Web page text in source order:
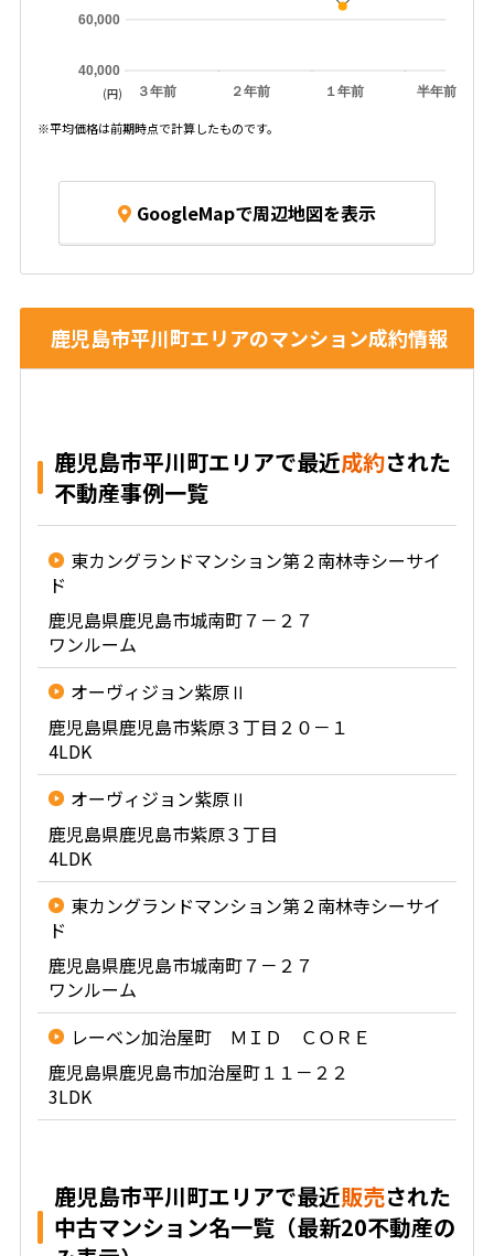
３年前 ２年前 １年前 半年前
40,000
60,000
(円)
※平均価格は前期時点で計算したものです。
GoogleMapで周辺地図を表示
鹿児島市平川町エリアのマンション成約情報
鹿児島市平川町エリアで最近成約された
不動産事例一覧
東カングランドマンション第２南林寺シーサイ
ド
鹿児島県鹿児島市城南町７－２７
ワンルーム
オーヴィジョン紫原Ⅱ
鹿児島県鹿児島市紫原３丁目２０－１
4LDK
オーヴィジョン紫原Ⅱ
鹿児島県鹿児島市紫原３丁目
4LDK
東カングランドマンション第２南林寺シーサイ
ド
鹿児島県鹿児島市城南町７－２７
ワンルーム
レーベン加治屋町 ＭＩＤ ＣＯＲＥ
鹿児島県鹿児島市加治屋町１１－２２
3LDK
鹿児島市平川町エリアで最近販売された
中古マンション名一覧（最新20不動産の